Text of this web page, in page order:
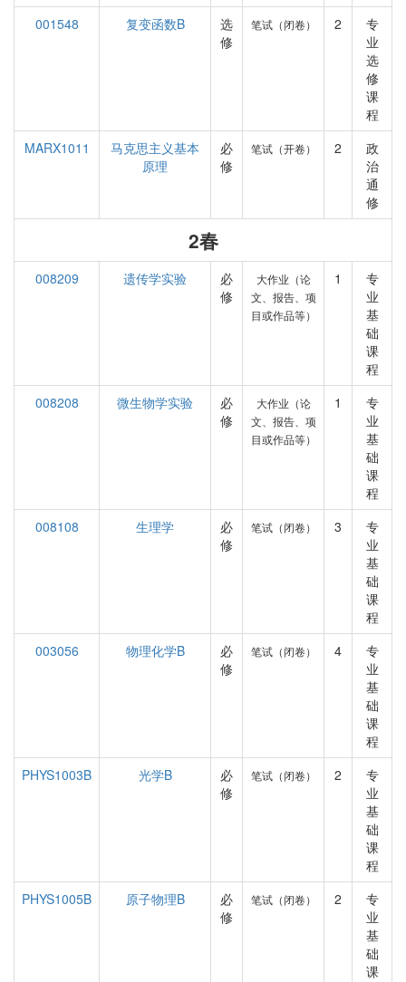
001548
复变函数B
选
修
笔试（闭卷） 2
专
业
选
修
课
程
MARX1011
马克思主义基本
原理
必
修
笔试（开卷） 2
政
治
通
修
2春
008209 遗传学实验
必
修
大作业（论
文、报告、项
目或作品等）
1
专
业
基
础
课
程
008208
微生物学实验
必
修
大作业（论
文、报告、项
目或作品等）
1
专
业
基
础
课
程
008108
生理学
必
修
笔试（闭卷） 3
专
业
基
础
课
程
003056
物理化学B
必
修
笔试（闭卷） 4
专
业
基
础
课
程
PHYS1003B
光学B
必
修
笔试（闭卷） 2
专
业
基
础
课
程
PHYS1005B
原子物理B
必
修
笔试（闭卷） 2
专
业
基
础
课